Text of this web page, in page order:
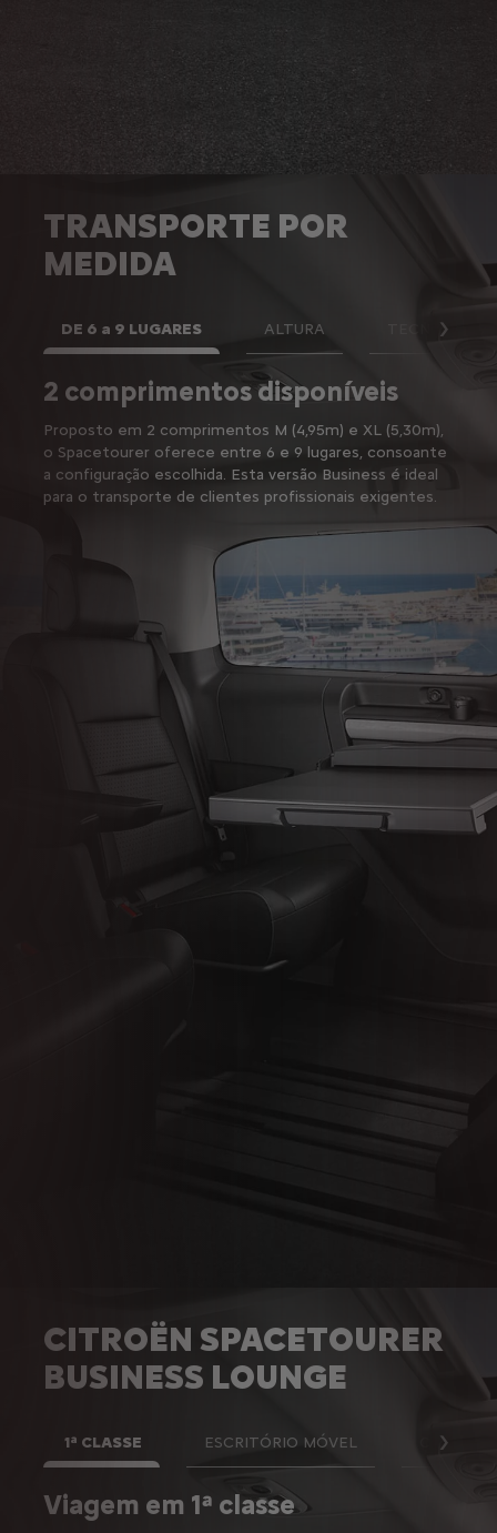
TRANSPORTE POR
MEDIDA
2 comprimentos disponíveis
Proposto em 2 comprimentos M (4,95m) e XL (5,30m),
o Spacetourer oferece entre 6 e 9 lugares, consoante
a configuração escolhida. Esta versão Business é ideal
para o transporte de clientes profissionais exigentes.
DE 6 a 9 LUGARES ALTURA
CITROËN SPACETOURER
BUSINESS LOUNGE
Viagem em 1ª classe
1ª CLASSE ESCRITÓRIO MÓVEL